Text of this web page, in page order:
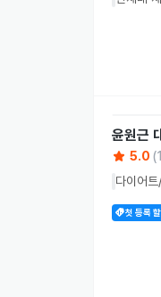
윤원근
5.0 (
다이어
첫 등록